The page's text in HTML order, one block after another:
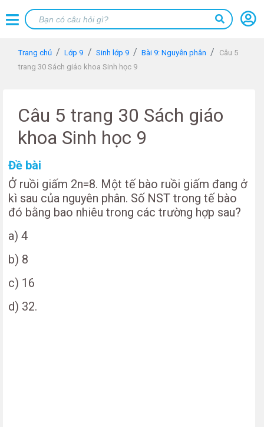
Trang chủ Lớp 9 Sinh lớp 9 Bài 9: Nguyên phân
Câu 5
trang 30 Sách giáo khoa Sinh học 9
Câu 5 trang 30 Sách giáo
khoa Sinh học 9
Đề bài
Ở ruồi giấm 2n=8. Một tế bào ruồi giấm đang ở
kì sau của nguyên phân. Số NST trong tế bào
đó bằng bao nhiêu trong các trường hợp sau?
a) 4
b) 8
c) 16
d) 32.